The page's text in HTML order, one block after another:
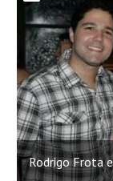
Rodrigo Frota